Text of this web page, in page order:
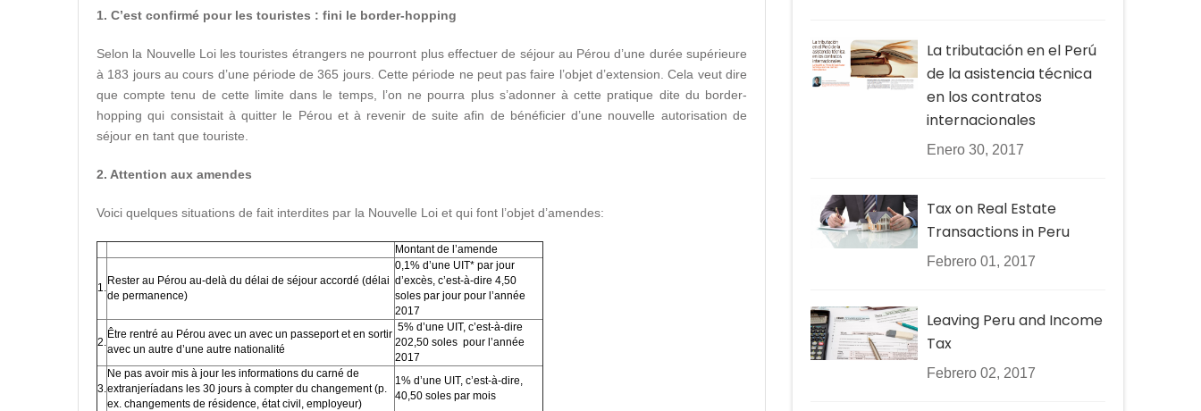
1. C’est confirmé pour les touristes : fini le border-hopping
Selon la Nouvelle Loi les touristes étrangers ne pourront plus effectuer de séjour au Pérou d’une durée supérieure
à 183 jours au cours d’une période de 365 jours. Cette période ne peut pas faire l’objet d’extension. Cela veut dire
que compte tenu de cette limite dans le temps, l’on ne pourra plus s’adonner à cette pratique dite du border-
hopping qui consistait à quitter le Pérou et à revenir de suite afin de bénéficier d’une nouvelle autorisation de
séjour en tant que touriste.
2. Attention aux amendes
Voici quelques situations de fait interdites par la Nouvelle Loi et qui font l’objet d’amendes:
Montant de l’amende
1.
Rester au Pérou au-delà du délai de séjour accordé (délai
de permanence)
0,1% d’une UIT* par jour
d’excès, c’est-à-dire 4,50
soles par jour pour l’année
2017
2.
Être rentré au Pérou avec un avec un passeport et en sortir
avec un autre d’une autre nationalité
5% d’une UIT, c’est-à-dire
202,50 soles pour l’année
2017
3.
Ne pas avoir mis à jour les informations du carné de
extranjeríadans les 30 jours à compter du changement (p.
ex. changements de résidence, état civil, employeur)
1% d’une UIT, c’est-à-dire,
40,50 soles par mois
La tributación en el Perú
de la asistencia técnica
en los contratos
internacionales
Enero 30, 2017
Tax on Real Estate
Transactions in Peru
Febrero 01, 2017
Leaving Peru and Income
Tax
Febrero 02, 2017